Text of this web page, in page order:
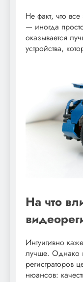
Не факт, что
— иногда
оказывается
устройства,
На что
Интуитивно
лучше. Однако
регистраторов
нюансов: